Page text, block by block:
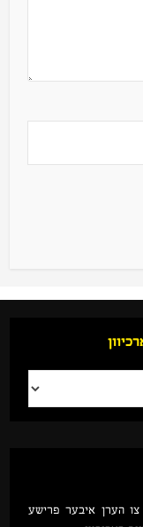
צו הערן איבער פרישע